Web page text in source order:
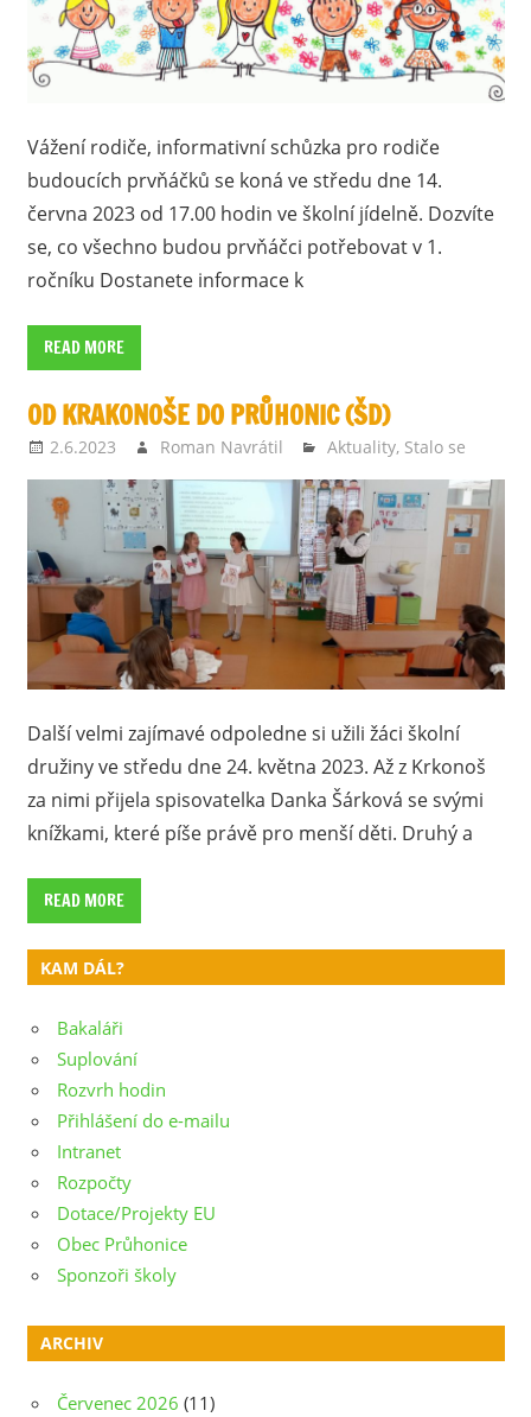
Vážení rodiče, informativní schůzka pro rodiče
budoucích prvňáčků se koná ve středu dne 14.
června 2023 od 17.00 hodin ve školní jídelně. Dozvíte
se, co všechno budou prvňáčci potřebovat v 1.
ročníku Dostanete informace k
READ MORE
OD KRAKONOŠE DO PRŮHONIC (ŠD)
2.6.2023 Roman Navrátil Aktuality, Stalo se
Další velmi zajímavé odpoledne si užili žáci školní
družiny ve středu dne 24. května 2023. Až z Krkonoš
za nimi přijela spisovatelka Danka Šárková se svými
knížkami, které píše právě pro menší děti. Druhý a
READ MORE
KAM DÁL?
Bakaláři
Suplování
Rozvrh hodin
Přihlášení do e-mailu
Intranet
Rozpočty
Dotace/Projekty EU
Obec Průhonice
Sponzoři školy
ARCHIV
Červenec 2026 (11)